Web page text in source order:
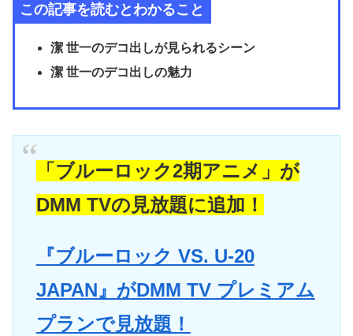
この記事を読むとわかること
潔 世一のデコ出しが見られるシーン
潔 世一のデコ出しの魅力
「ブルーロック2期アニメ」が
DMM TVの見放題に追加！
『ブルーロック VS. U-20
JAPAN』がDMM TV プレミアム
プランで見放題！